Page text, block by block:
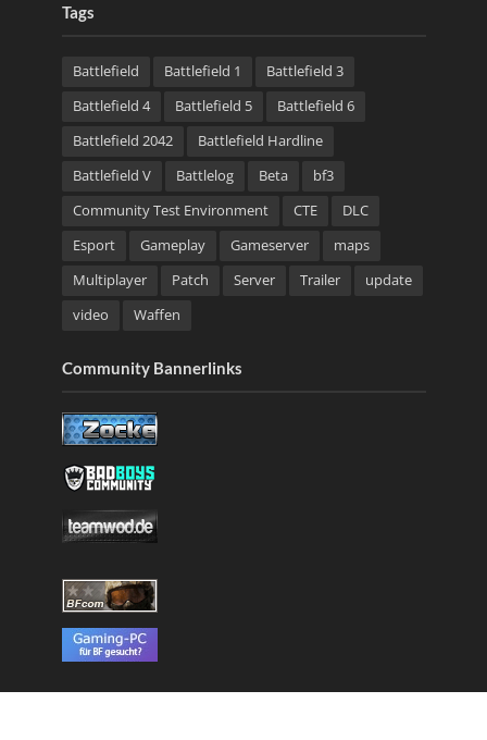
Tags
Battlefield Battlefield 1
Battlefield 3
Battlefield 4
Battlefield 5
Battlefield 6
Battlefield 2042
Battlefield Hardline
Battlefield V
Battlelog Beta
bf3
Community Test Environment
CTE
DLC
Esport
Gameplay Gameserver
maps
Multiplayer
Patch Server Trailer
update
video
Waffen
Community Bannerlinks